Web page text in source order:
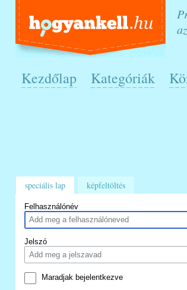
Kezdőlap Kategóriák
speciális lap képfeltöltés
Felhasználónév
Jelszó
Maradjak bejelentkezve